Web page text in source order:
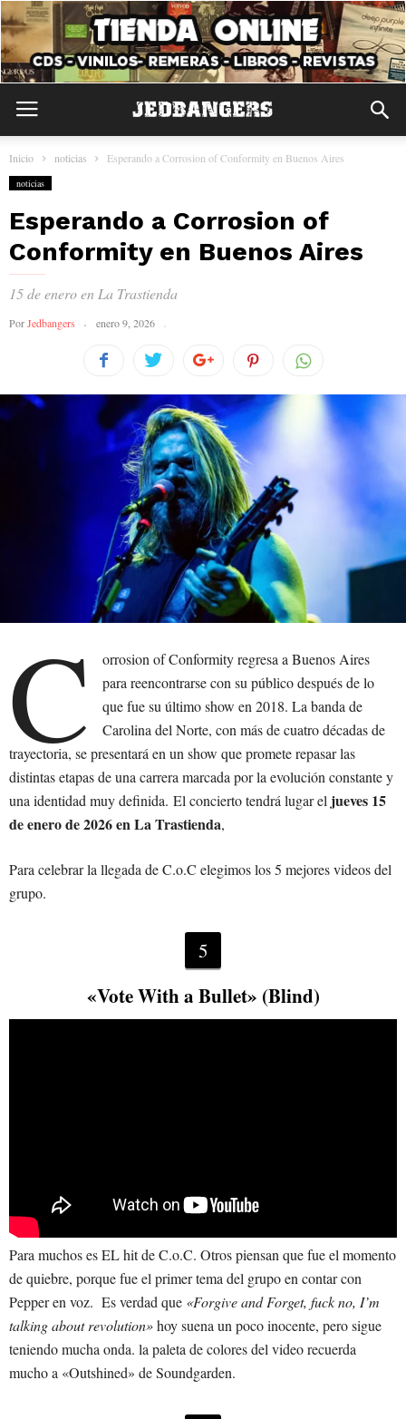
Inicio noticias Esperando a Corrosion of Conformity en Buenos Aires
noticias
Esperando a Corrosion of
Conformity en Buenos Aires
15 de enero en La Trastienda
PorJedbangers enero 9, 2026
C
orrosion of Conformity regresa a Buenos Aires
para reencontrarse con su público después de lo
que fue su último show en 2018. La banda de
Carolina del Norte, con más de cuatro décadas de
trayectoria, se presentará en un show que promete repasar las
distintas etapas de una carrera marcada por la evolución constante y
una identidad muy definida. El concierto tendrá lugar el jueves 15
de enero de 2026 en La Trastienda,
Para celebrar la llegada de C.o.C elegimos los 5 mejores videos del
grupo.
5
«Vote With a Bullet» (Blind)
Para muchos es EL hit de C.o.C. Otros piensan que fue el momento
de quiebre, porque fue el primer tema del grupo en contar con
Pepper en voz. Es verdad que «Forgive and Forget, fuck no, I’m
talking about revolution»hoy suena un poco inocente, pero sigue
teniendo mucha onda. la paleta de colores del video recuerda
mucho a «Outshined» de Soundgarden.